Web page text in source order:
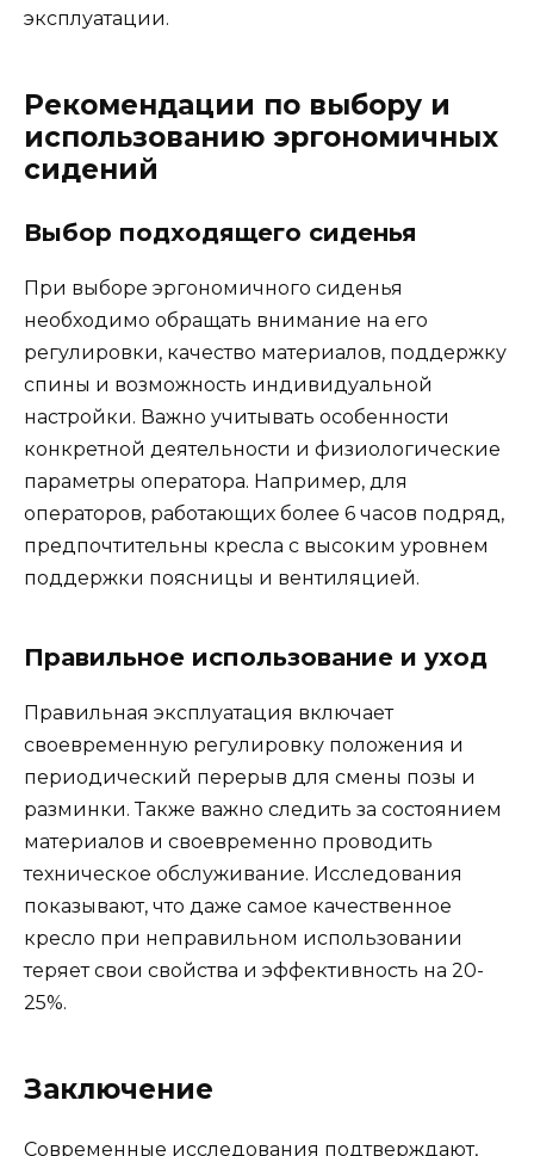
эксплуатации.
Рекомендации по выбору и
использованию эргономичных
сидений
Выбор подходящего сиденья
При выборе эргономичного сиденья
необходимо обращать внимание на его
регулировки, качество материалов, поддержку
спины и возможность индивидуальной
настройки. Важно учитывать особенности
конкретной деятельности и физиологические
параметры оператора. Например, для
операторов, работающих более 6 часов подряд,
предпочтительны кресла с высоким уровнем
поддержки поясницы и вентиляцией.
Правильное использование и уход
Правильная эксплуатация включает
своевременную регулировку положения и
периодический перерыв для смены позы и
разминки. Также важно следить за состоянием
материалов и своевременно проводить
техническое обслуживание. Исследования
показывают, что даже самое качественное
кресло при неправильном использовании
теряет свои свойства и эффективность на 20-
25%.
Заключение
Современные исследования подтверждают,